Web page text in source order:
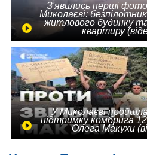
З'явились перші
Миколаєві:
житлового будинку
квартиру
У Миколаєві
підтримку комбрига
Олега Макухи